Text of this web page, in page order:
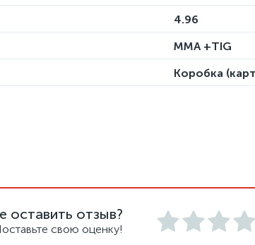
4.96
MMA +TIG
Коробка
оставить отзыв?
свою оценку!